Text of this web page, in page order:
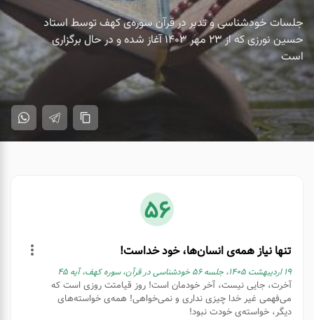
جلسات خودشناسی و تدبر در قرآن سوره‌ی کهف توسط استاد
حسین نورزی که از ۲۳ مهر ۱۴۰۳ آغاز شده و در حال برگزاری
است
56
تنها نیاز همه‌ی انسان‌ها، خود خداست!
۱۹ اردیبهشت ۱۴۰۵، جلسه ۵۶ خودشناسی در قرآن، سوره کهف، آیه ۴۵
آخرت، جایی نیست، آخر خودمان است! روز قیامتت روزی است که
می‌فهمی غیر خدا چیزی نداری و نمی‌خواهی! همه‌ی خواسته‌های
دیگر، خواسته‌ی خودت نبود!